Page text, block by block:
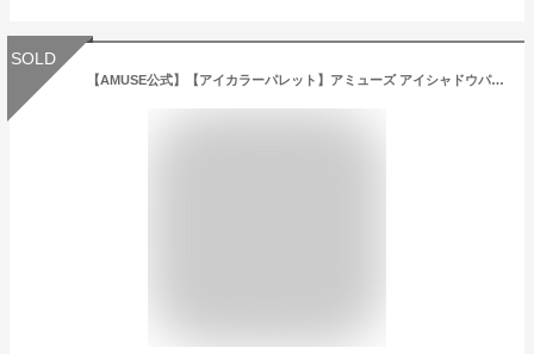
SOLD
【AMUSE公式】【アイカラーパレット】アミューズ アイシャドウパレット アイメイク アイシャドウ アイパレット ア ヴィーガン 韓国コスメ ブルべ イエベ ウォニョン